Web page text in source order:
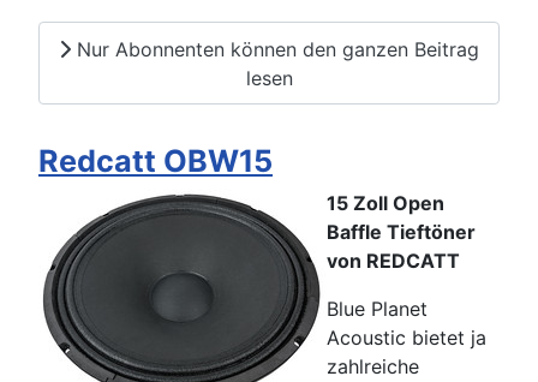
Nur Abonnenten können den ganzen Beitrag
lesen
Redcatt OBW15
15 Zoll Open
Baffle Tieftöner
von REDCATT
Blue Planet
Acoustic bietet ja
zahlreiche